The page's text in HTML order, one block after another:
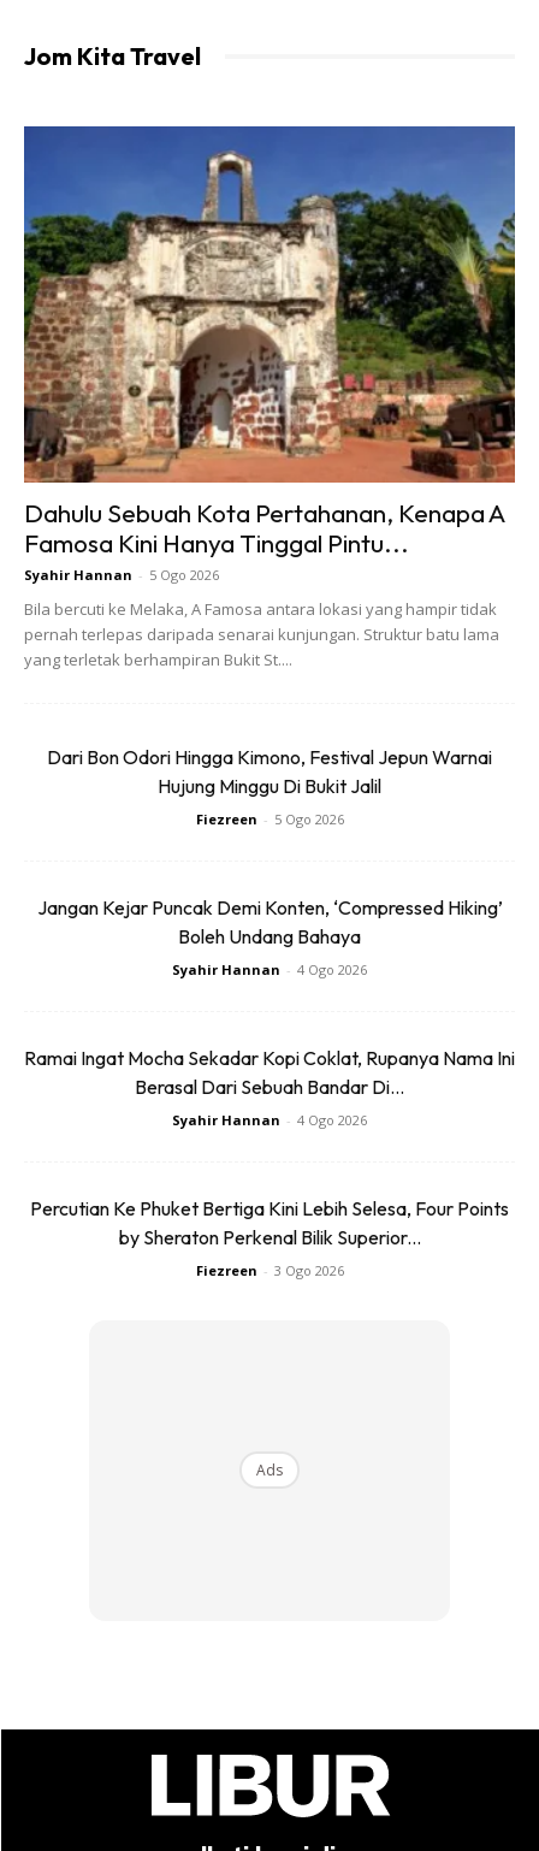
boleh melancong ke Brunei pada masa ini. Ada banyak
sambutan yang boleh dilakukan di sana malah anda
berpeluang untuk bertemu dengan Sultan dan Permaisuri.
Ads
Kebangsaan
Jom Kita Travel
Dahulu Sebuah Kota Pertahanan, Kenapa A
Famosa Kini Hanya Tinggal Pintu...
Syahir Hannan - 5 Ogo 2026
Bila bercuti ke Melaka, A Famosa antara lokasi yang hampir tidak
pernah terlepas daripada senarai kunjungan. Struktur batu lama
yang terletak berhampiran Bukit St....
Dari Bon Odori Hingga Kimono, Festival Jepun Warnai
Hujung Minggu Di Bukit Jalil
Fiezreen - 5 Ogo 2026
Jangan Kejar Puncak Demi Konten, ‘Compressed Hiking’
Boleh Undang Bahaya
Syahir Hannan - 4 Ogo 2026
Ramai Ingat Mocha Sekadar Kopi Coklat, Rupanya Nama Ini
Berasal Dari Sebuah Bandar Di...
Syahir Hannan - 4 Ogo 2026
Percutian Ke Phuket Bertiga Kini Lebih Selesa, Four Points
by Sheraton Perkenal Bilik Superior...
Fiezreen - 3 Ogo 2026
Ads